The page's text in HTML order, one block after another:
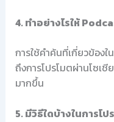
4. ทำอย่างไรให้
การใช้คำค้นที่เกี่ยวข้อง
ถึงการโปรโมตผ่านโซเ
มากขึ้น
5. มีวิธีใดบ้างในการโ